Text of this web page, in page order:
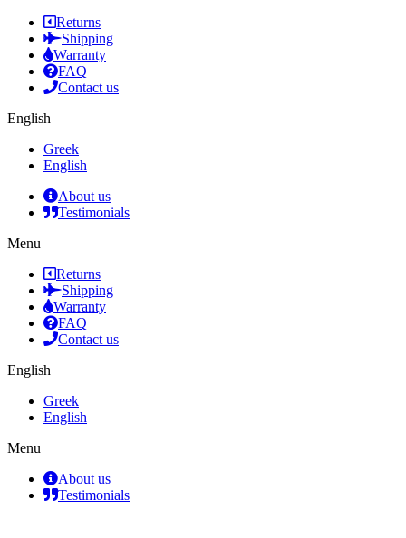
Returns
Shipping
Warranty
FAQ
Contact us
English
Greek
English
About us
Testimonials
Menu
Returns
Shipping
Warranty
FAQ
Contact us
English
Greek
English
Menu
About us
Testimonials